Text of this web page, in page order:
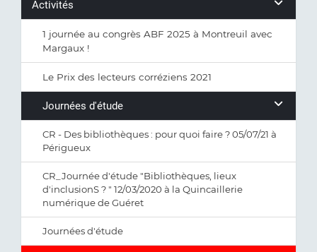
Activités
1 journée au congrès ABF 2025 à Montreuil avec
Margaux !
Le Prix des lecteurs corréziens 2021
Journées d'étude
CR - Des bibliothèques : pour quoi faire ? 05/07/21 à
Périgueux
CR_Journée d'étude "Bibliothèques, lieux
d'inclusionS ? " 12/03/2020 à la Quincaillerie
numérique de Guéret
Journées d'étude